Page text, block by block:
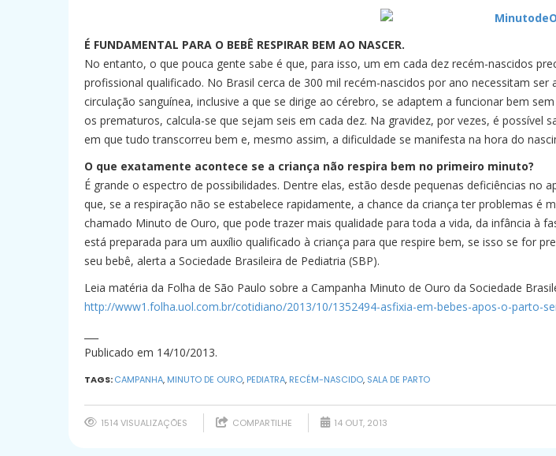
É FUNDAMENTAL PARA O BEBÊ RESPIRAR BEM AO NASCER.
No entanto, o que pouca gente sabe é que, para isso, um em cada dez recém-nascidos
profissional qualificado. No Brasil cerca de 300 mil recém-nascidos por ano necessitam
circulação sanguínea, inclusive a que se dirige ao cérebro, se adaptem a funcionar bem
os prematuros, calcula-se que sejam seis em cada dez. Na gravidez, por vezes, é
em que tudo transcorreu bem e, mesmo assim, a dificuldade se manifesta na hora do
O que exatamente acontece se a criança não respira bem no primeiro minuto?
É grande o espectro de possibilidades. Dentre elas, estão desde pequenas deficiências
que, se a respiração não se estabelece rapidamente, a chance da criança ter problemas
chamado Minuto de Ouro, que pode trazer mais qualidade para toda a vida, da infância à
está preparada para um auxílio qualificado à criança para que respire bem, se isso se for
seu bebê, alerta a Sociedade Brasileira de Pediatria (SBP).
Leia matéria da Folha de São Paulo sobre a Campanha Minuto de Ouro da Sociedade
http://www1.folha.uol.com.br/cotidiano/2013/10/1352494-asfixia-em-bebes-apos-o-parto-
Publicado em 14/10/2013.
TAGS:CAMPANHA, MINUTO DE OURO, PEDIATRA, RECÉM-NASCIDO, SALA DE PARTO
1514 VISUALIZAÇÕES COMPARTILHE 14 OUT, 2013